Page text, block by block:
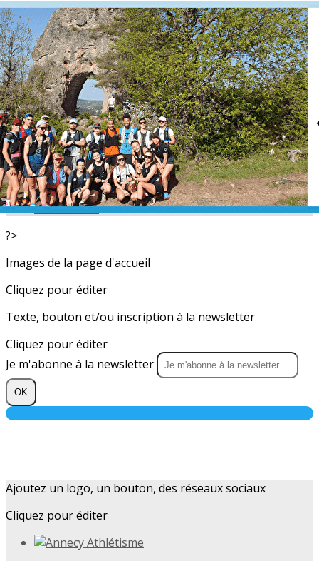
Exporter les lignes sélectionnées
Exporter toutes les colonnes
Exporter uniquement les colonnes affichées
Menu
<
>
L'équipe
Nos partenaires
Actualités
Calendrier
Photos
Newsletters
?>
Images de la page d'accueil
Cliquez pour éditer
Texte, bouton et/ou inscription à la newsletter
Cliquez pour éditer
Je m'abonne à la newsletter
OK
Ajoutez un logo, un bouton, des réseaux sociaux
Cliquez pour éditer